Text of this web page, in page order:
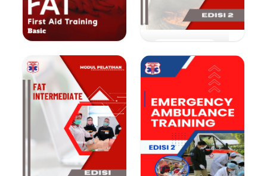
Lihat E-Book